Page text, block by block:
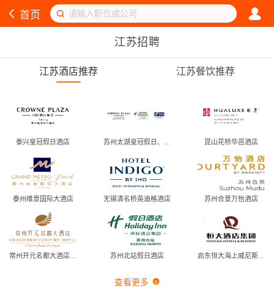
首页
江苏招聘
江苏酒店推荐 江苏餐饮推荐
泰兴皇冠假日酒店 昆山花桥华邑酒店
泰州维景国际大酒店 无锡清名桥英迪格酒店 苏州合景万怡酒店
苏州北站假日酒店
查看更多